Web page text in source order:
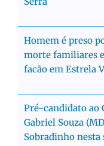
Homem é preso
morte familiares
facão em Estrela
Pré-candidato ao
Gabriel Souza
Sobradinho nesta